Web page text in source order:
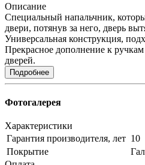
Описание
Специальный напальчник,
двери, потянув за него, дверь
Универсальная конструкция,
Прекрасное дополнение к
дверей.
Подробнее
Фотогалерея
Характеристики
Гарантия производителя, лет 10
Покрытие